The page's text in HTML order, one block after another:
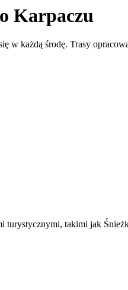
Karpaczu
w każdą środę. Trasy
takimi jak